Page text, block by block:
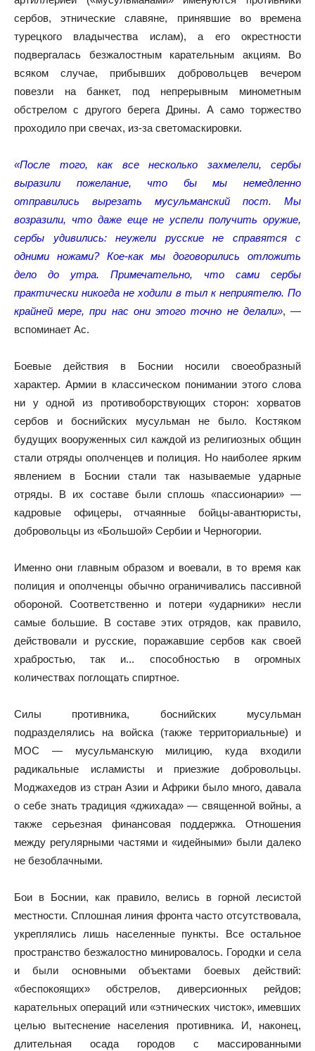
сербов, этнические славяне, принявшие во времена
турецкого владычества ислам), а его окрестности
подвергалась безжалостным карательным акциям. Во
всяком случае, прибывших добровольцев вечером
повезли на банкет, под непрерывным минометным
обстрелом с другого берега Дрины. А само торжество
проходило при свечах, из-за светомаскировки.
«После того, как все несколько захмелели, сербы
выразили пожелание, что бы мы немедленно
отправились вырезать мусульманский пост. Мы
возразили, что даже еще не успели получить оружие,
сербы удивились: неужели русские не справятся с
одними ножами? Кое-как мы договорились отложить
дело до утра. Примечательно, что сами сербы
практически никогда не ходили в тыл к неприятелю. По
крайней мере, при нас они этого точно не делали», —
вспоминает Ас.
Боевые действия в Боснии носили своеобразный
характер. Армии в классическом понимании этого слова
ни у одной из противоборствующих сторон: хорватов
сербов и боснийских мусульман не было. Костяком
будущих вооруженных сил каждой из религиозных общин
стали отряды ополченцев и полиция. Но наиболее ярким
явлением в Боснии стали так называемые ударные
отряды. В их составе были сплошь «пассионарии» —
кадровые офицеры, отчаянные бойцы-авантюристы,
добровольцы из «Большой» Сербии и Черногории.
Именно они главным образом и воевали, в то время как
полиция и ополченцы обычно ограничивались пассивной
обороной. Соответственно и потери «ударники» несли
самые большие. В составе этих отрядов, как правило,
действовали и русские, поражавшие сербов как своей
храбростью, так и... способностью в огромных
количествах поглощать спиртное.
Силы противника, боснийских мусульман
подразделялись на войска (также территориальные) и
МОС — мусульманскую милицию, куда входили
радикальные исламисты и приезжие добровольцы.
Моджахедов из стран Азии и Африки было много, давала
о себе знать традиция «джихада» — священной войны, а
также серьезная финансовая поддержка. Отношения
между регулярными частями и «идейными» были далеко
не безоблачными.
Бои в Боснии, как правило, велись в горной лесистой
местности. Сплошная линия фронта часто отсутствовала,
укреплялись лишь населенные пункты. Все остальное
пространство безжалостно минировалось. Городки и села
и были основными объектами боевых действий:
«беспокоящих» обстрелов, диверсионных рейдов;
карательных операций или «этнических чисток», имевших
целью вытеснение населения противника. И, наконец,
длительная осада городов с массированными